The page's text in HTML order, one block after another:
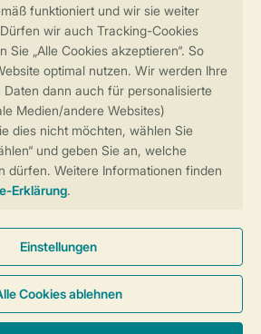
Deiner Privatsphäre
zur Online-Buchung
und Banner
Barrierefreiheit